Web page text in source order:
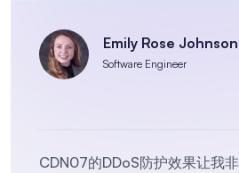
Benjamin Lee
Marketing Director
CDN07的APP防护盾非常棒，